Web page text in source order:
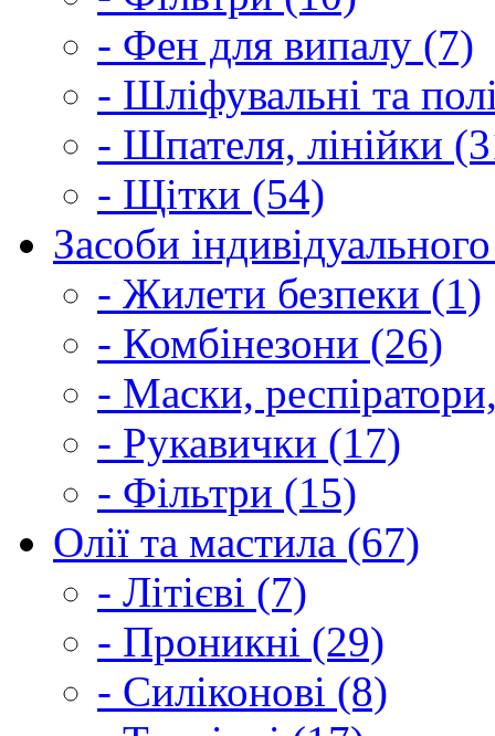
- Фен для випалу (7)
- Шліфувальні та
- Шпателя, лінійки
- Щітки (54)
Засоби
- Жилети безпеки (1)
- Комбінезони (26)
- Маски,
- Рукавички (17)
- Фільтри (15)
Олії та мастила (67)
- Літієві (7)
- Проникні (29)
- Силіконові (8)